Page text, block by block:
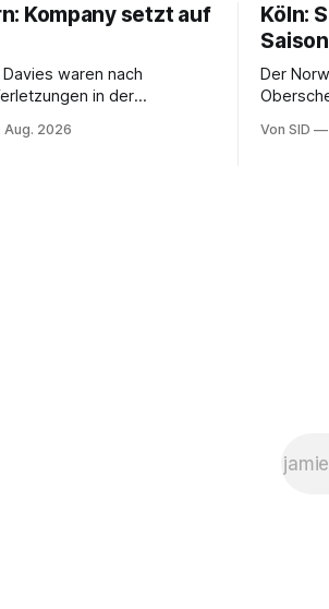
Kompany setzt auf
waren nach
in der
Aug. 2026
Köln:
Der
Von SID